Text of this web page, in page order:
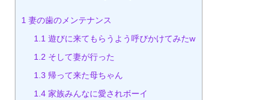
1 妻の歯のメンテナンス
1.1 遊びに来てもらうよう呼びかけてみたw
1.2 そして妻が行った
1.3 帰って来た母ちゃん
1.4 家族みんなに愛されボーイ